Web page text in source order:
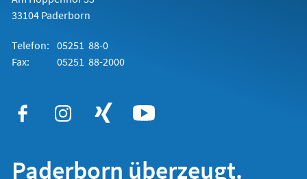
33104 Paderborn
Telefon: 05251 88-0
Fax:
05251 88-2000
Paderborn überzeugt.